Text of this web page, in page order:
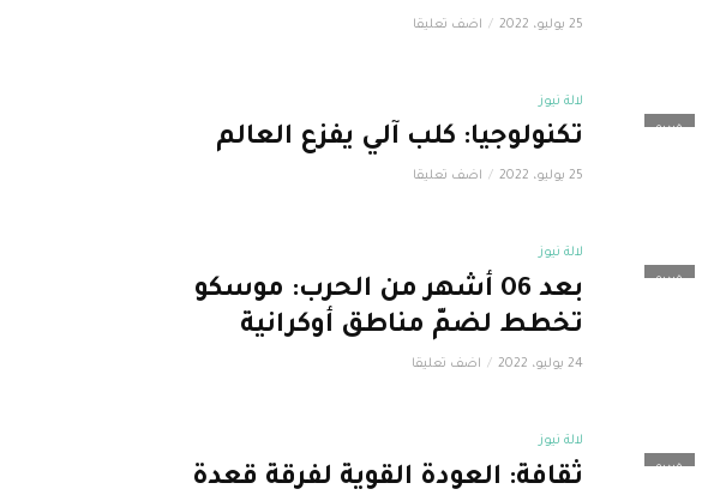
25 يوليو، 2022 اضف تعليقا
فيديو
لالة نيوز
تكنولوجيا: كلب آلي يفزع العالم
25 يوليو، 2022 اضف تعليقا
فيديو
لالة نيوز
بعد 06 أشهر من الحرب: موسكو
تخطط لضمّ مناطق أوكرانية
24 يوليو، 2022 اضف تعليقا
فيديو
لالة نيوز
ثقافة: العودة القوية لفرقة قعدة